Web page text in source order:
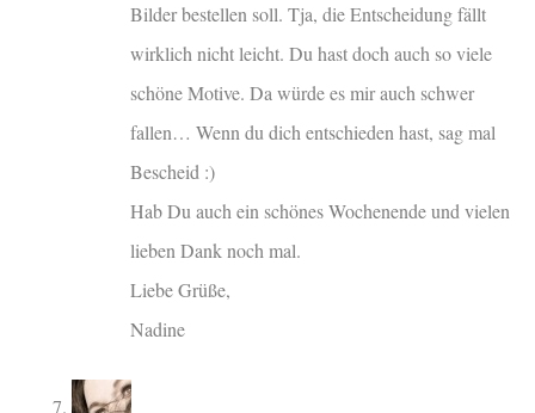
Bilder bestellen soll. Tja, die Entscheidung fällt
wirklich nicht leicht. Du hast doch auch so viele
schöne Motive. Da würde es mir auch schwer
fallen… Wenn du dich entschieden hast, sag mal
Bescheid :)
Hab Du auch ein schönes Wochenende und vielen
lieben Dank noch mal.
Liebe Grüße,
Nadine